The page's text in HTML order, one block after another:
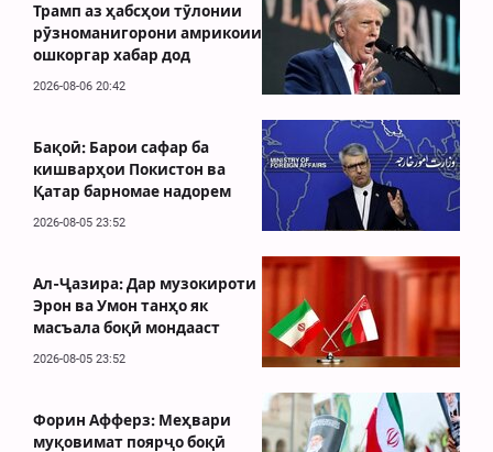
Трамп аз ҳабсҳои тӯлонии
рӯзноманигорони амрикоии
ошкоргар хабар дод
2026-08-06 20:42
Бақоӣ: Барои сафар ба
кишварҳои Покистон ва
Қатар барномае надорем
2026-08-05 23:52
Ал-Ҷазира: Дар музокироти
Эрон ва Умон танҳо як
масъала боқӣ мондааст
2026-08-05 23:52
Форин Афферз: Меҳвари
муқовимат поярҷо боқӣ